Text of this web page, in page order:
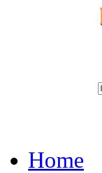
Home